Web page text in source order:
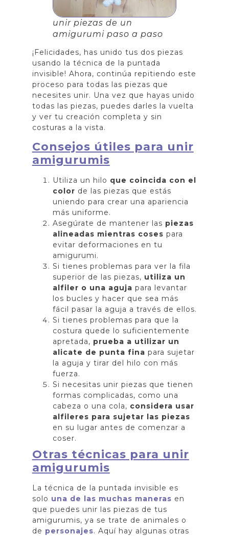
unir piezas de un
amigurumi paso a paso
¡Felicidades, has unido tus dos piezas
usando la técnica de la puntada
invisible! Ahora, continúa repitiendo este
proceso para todas las piezas que
necesites unir. Una vez que hayas unido
todas las piezas, puedes darles la vuelta
y ver tu creación completa y sin
costuras a la vista.
Consejos útiles para unir
amigurumis
Utiliza un hilo que coincida con el
color de las piezas que estás
uniendo para crear una apariencia
más uniforme.
Asegúrate de mantener las piezas
alineadas mientras coses para
evitar deformaciones en tu
amigurumi.
Si tienes problemas para ver la fila
superior de las piezas, utiliza un
alfiler o una aguja para levantar
los bucles y hacer que sea más
fácil pasar la aguja a través de ellos.
Si tienes problemas para que la
costura quede lo suficientemente
apretada, prueba a utilizar un
alicate de punta fina para sujetar
la aguja y tirar del hilo con más
fuerza.
Si necesitas unir piezas que tienen
formas complicadas, como una
cabeza o una cola, considera usar
alfileres para sujetar las piezas
en su lugar antes de comenzar a
coser.
Otras técnicas para unir
amigurumis
La técnica de la puntada invisible es
solo una de las muchas maneras en
que puedes unir las piezas de tus
amigurumis, ya se trate de animales o
de personajes. Aquí hay algunas otras